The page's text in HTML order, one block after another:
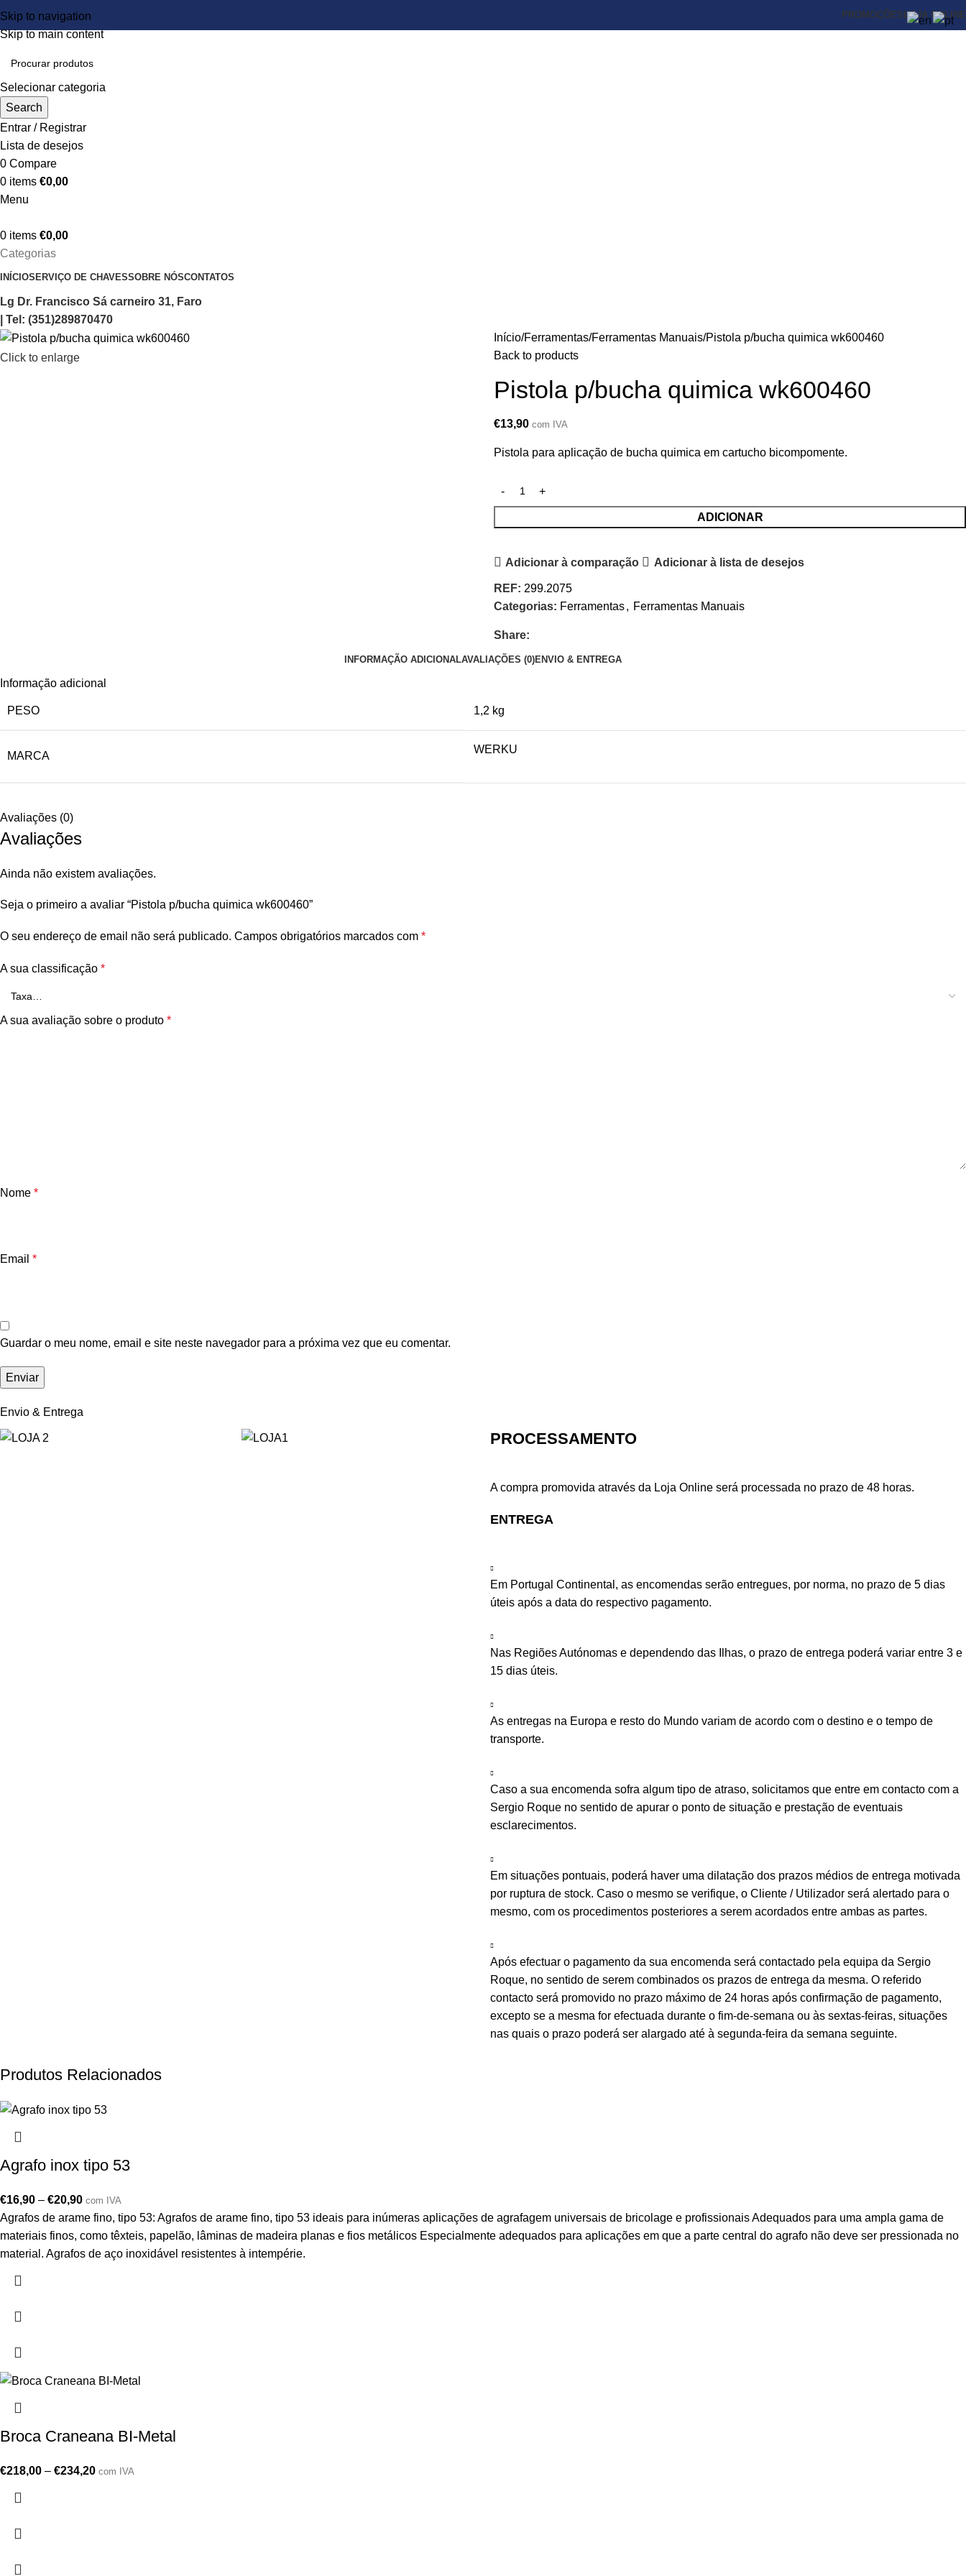
Skip to navigation
Skip to main content
PROMOÇÕES LOJA ONLINE
Selecionar categoria
Search
Entrar / Registrar
Lista de desejos
0 Compare
0 items €0,00
Menu
0 items €0,00
Categorias
INÍCIOSERVIÇO DE CHAVESSOBRE NÓSCONTATOS
Lg Dr. Francisco Sá carneiro 31, Faro
| Tel: (351)289870470
Click to enlarge
Início Ferramentas Ferramentas Manuais Pistola p/bucha quimica wk600460
Back to products
Pistola p/bucha quimica wk600460
€13,90 com IVA
Pistola para aplicação de bucha quimica em cartucho bicompomente.
ADICIONAR
Adicionar à comparação Adicionar à lista de desejos
REF: 299.2075
Categorias: Ferramentas, Ferramentas Manuais
Share:
INFORMAÇÃO ADICIONALAVALIAÇÕES (0)ENVIO & ENTREGA
Informação adicional
PESO 1,2 kg
MARCA
WERKU
Avaliações (0)
Avaliações
Ainda não existem avaliações.
Seja o primeiro a avaliar “Pistola p/bucha quimica wk600460”
O seu endereço de email não será publicado. Campos obrigatórios marcados com *
A sua classificação *
A sua avaliação sobre o produto *
Nome *
Email *
Guardar o meu nome, email e site neste navegador para a próxima vez que eu comentar.
Envio & Entrega
PROCESSAMENTO
A compra promovida através da Loja Online será processada no prazo de 48 horas.
ENTREGA
Em Portugal Continental, as encomendas serão entregues, por norma, no prazo de 5 dias
úteis após a data do respectivo pagamento.
Nas Regiões Autónomas e dependendo das Ilhas, o prazo de entrega poderá variar entre 3 e
15 dias úteis.
As entregas na Europa e resto do Mundo variam de acordo com o destino e o tempo de
transporte.
Caso a sua encomenda sofra algum tipo de atraso, solicitamos que entre em contacto com a
Sergio Roque no sentido de apurar o ponto de situação e prestação de eventuais
esclarecimentos.
Em situações pontuais, poderá haver uma dilatação dos prazos médios de entrega motivada
por ruptura de stock. Caso o mesmo se verifique, o Cliente / Utilizador será alertado para o
mesmo, com os procedimentos posteriores a serem acordados entre ambas as partes.
Após efectuar o pagamento da sua encomenda será contactado pela equipa da Sergio
Roque, no sentido de serem combinados os prazos de entrega da mesma. O referido
contacto será promovido no prazo máximo de 24 horas após confirmação de pagamento,
excepto se a mesma for efectuada durante o fim-de-semana ou às sextas-feiras, situações
nas quais o prazo poderá ser alargado até à segunda-feira da semana seguinte.
Produtos Relacionados
Agrafo inox tipo 53
€16,90 – €20,90 com IVA
Agrafos de arame fino, tipo 53: Agrafos de arame fino, tipo 53 ideais para inúmeras aplicações de agrafagem universais de bricolage e profissionais Adequados para uma ampla gama de
materiais finos, como têxteis, papelão, lâminas de madeira planas e fios metálicos Especialmente adequados para aplicações em que a parte central do agrafo não deve ser pressionada no
material. Agrafos de aço inoxidável resistentes à intempérie.
Broca Craneana BI-Metal
€218,00 – €234,20 com IVA